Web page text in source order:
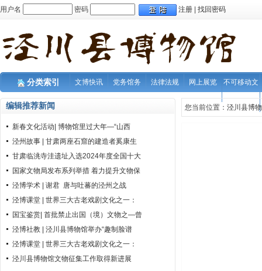
用户名 密码 注册 找回密码
分类索引 文博快讯 党务馆务 法律法规 网上展览 不可移动文
物
编辑推荐新闻
新春文化活动| 博物馆里过大年—“山西
泾州故事 | 甘肃两座石窟的建造者奚康生
甘肃临洮寺洼遗址入选2024年度全国十大
国家文物局发布系列举措 着力提升文物保
泾博学术 | 谢君 唐与吐蕃的泾州之战
泾博课堂 | 世界三大古老戏剧文化之一：
国宝鉴赏| 首批禁止出国（境）文物之—曾
泾博社教 | 泾川县博物馆举办“趣制脸谱
泾博课堂 | 世界三大古老戏剧文化之一：
泾川县博物馆文物征集工作取得新进展
您当前位置： 泾川县博